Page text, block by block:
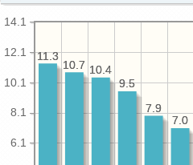
6.1
8.1
10.1
12.1
14.1
7.0
7.9
9.5
10.4
10.7
11.3
7.0
7.9
9.5
10.4
10.7
11.3